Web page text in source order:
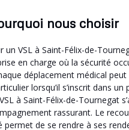
nous choisir
un VSL à Saint-Félix-de-
en charge où la sécurité
déplacement médical
lorsqu’il s’inscrit dans un
à Saint-Félix-de-Tournegat
rassurant. Le
permet de se rendre à ses